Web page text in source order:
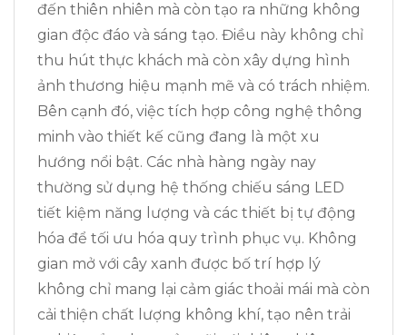
đến thiên nhiên mà còn tạo ra những không
gian độc đáo và sáng tạo. Điều này không chỉ
thu hút thực khách mà còn xây dựng hình
ảnh thương hiệu mạnh mẽ và có trách nhiệm.
Bên cạnh đó, việc tích hợp công nghệ thông
minh vào thiết kế cũng đang là một xu
hướng nổi bật. Các nhà hàng ngày nay
thường sử dụng hệ thống chiếu sáng LED
tiết kiệm năng lượng và các thiết bị tự động
hóa để tối ưu hóa quy trình phục vụ. Không
gian mở với cây xanh được bố trí hợp lý
không chỉ mang lại cảm giác thoải mái mà còn
cải thiện chất lượng không khí, tạo nên trải